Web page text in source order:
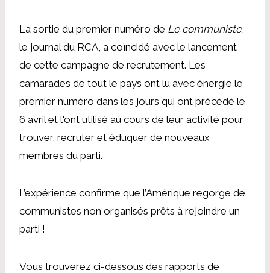
La sortie du premier numéro de Le communiste,
le journal du RCA, a coïncidé avec le lancement
de cette campagne de recrutement. Les
camarades de tout le pays ont lu avec énergie le
premier numéro dans les jours qui ont précédé le
6 avril et l'ont utilisé au cours de leur activité pour
trouver, recruter et éduquer de nouveaux
membres du parti.
L’expérience confirme que l’Amérique regorge de
communistes non organisés prêts à rejoindre un
parti !
Vous trouverez ci-dessous des rapports de